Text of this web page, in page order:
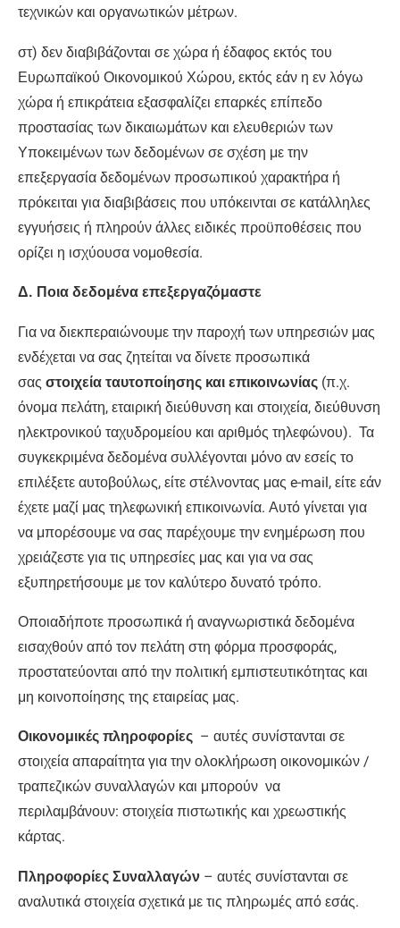
τεχνικών και οργανωτικών μέτρων.
στ) δεν διαβιβάζονται σε χώρα ή έδαφος εκτός του
Ευρωπαϊκού Οικονομικού Χώρου, εκτός εάν η εν λόγω
χώρα ή επικράτεια εξασφαλίζει επαρκές επίπεδο
προστασίας των δικαιωμάτων και ελευθεριών των
Υποκειμένων των δεδομένων σε σχέση με την
επεξεργασία δεδομένων προσωπικού χαρακτήρα ή
πρόκειται για διαβιβάσεις που υπόκεινται σε κατάλληλες
εγγυήσεις ή πληρούν άλλες ειδικές προϋποθέσεις που
ορίζει η ισχύουσα νομοθεσία.
Δ. Ποια δεδομένα επεξεργαζόμαστε
Για να διεκπεραιώνουμε την παροχή των υπηρεσιών μας
ενδέχεται να σας ζητείται να δίνετε προσωπικά
σας στοιχεία ταυτοποίησης και επικοινωνίας (π.χ.
όνομα πελάτη, εταιρική διεύθυνση και στοιχεία, διεύθυνση
ηλεκτρονικού ταχυδρομείου και αριθμός τηλεφώνου). Τα
συγκεκριμένα δεδομένα συλλέγονται μόνο αν εσείς το
επιλέξετε αυτοβούλως, είτε στέλνοντας μας e-mail, είτε εάν
έχετε μαζί μας τηλεφωνική επικοινωνία. Αυτό γίνεται για
να μπορέσουμε να σας παρέχουμε την ενημέρωση που
χρειάζεστε για τις υπηρεσίες μας και για να σας
εξυπηρετήσουμε με τον καλύτερο δυνατό τρόπο.
Οποιαδήποτε προσωπικά ή αναγνωριστικά δεδομένα
εισαχθούν από τον πελάτη στη φόρμα προσφοράς,
προστατεύονται από την πολιτική εμπιστευτικότητας και
μη κοινοποίησης της εταιρείας μας.
Οικονομικές πληροφορίες – αυτές συνίστανται σε
στοιχεία απαραίτητα για την ολοκλήρωση οικονομικών /
τραπεζικών συναλλαγών και μπορούν να
περιλαμβάνουν: στοιχεία πιστωτικής και χρεωστικής
κάρτας.
Πληροφορίες Συναλλαγών – αυτές συνίστανται σε
αναλυτικά στοιχεία σχετικά με τις πληρωμές από εσάς.